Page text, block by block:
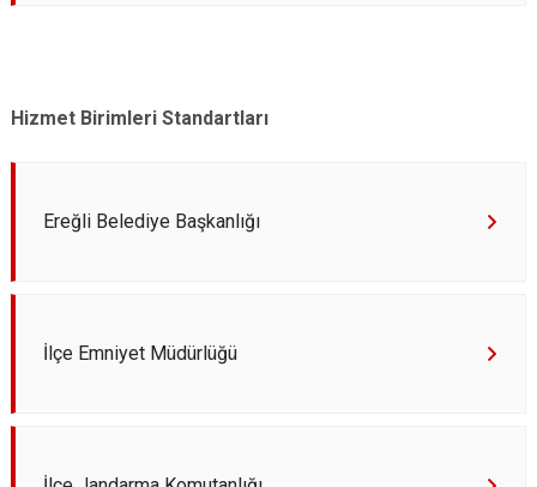
Hizmet Birimleri Standartları
Ereğli Belediye Başkanlığı
İlçe Emniyet Müdürlüğü